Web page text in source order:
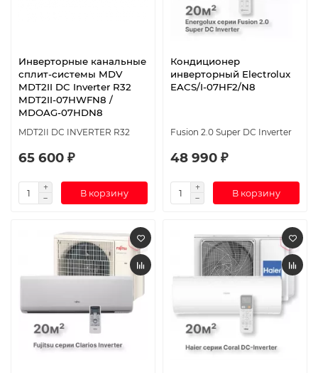
Инверторные канальные
сплит-системы MDV
MDT2II DC Inverter R32
MDT2II-07HWFN8 /
MDOAG-07HDN8
MDT2II DC INVERTER R32
65 600 ₽
В корзину
Кондиционер
инверторный Electrolux
EACS/I-07HF2/N8
Fusion 2.0 Super DC Inverter
48 990 ₽
В корзину